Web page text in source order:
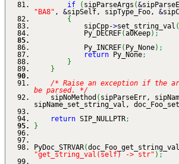
if
( sipParseArgs (&
"BA8" , &sipSelf, sipType_Foo, &
{
sipCpp->set_string_val (
Py_DECREF(a0Keep) ;
Py_INCREF( Py_None) ;
return Py_None;
}
}
/* Raise an exception if the
be parsed. */
sipNoMethod ( sipParseErr,
sipName_set_string_val,
return SIP_NULLPTR;
}
PyDoc_STRVAR(
"get_string_val(self) -> str" ) ;